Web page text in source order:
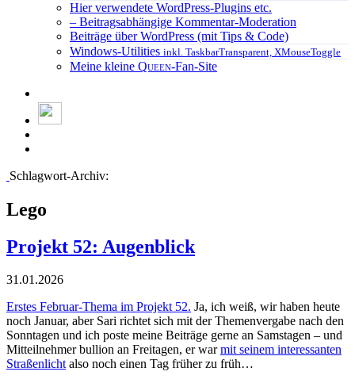
Hier verwendete WordPress-Plugins etc.
– Beitragsabhängige Kommentar-Moderation
Beiträge über WordPress (mit Tips & Code)
Windows-Utilities inkl. TaskbarTransparent, XMouseToggle
Meine kleine Queen-Fan-Site
Schlagwort-Archiv:
Lego
Projekt 52: Augenblick
31.01.2026
Erstes Februar-Thema im Projekt 52. Ja, ich weiß, wir haben heute
noch Januar, aber Sari richtet sich mit der Themenvergabe nach den
Sonntagen und ich poste meine Beiträge gerne an Samstagen – und
Mitteilnehmer bullion an Freitagen, er warmit seinem interessanten
Straßenlichtalso noch einen Tag früher zu früh…